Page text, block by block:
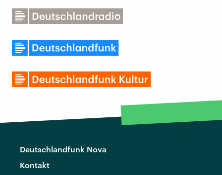
Deutschlandfunk Nova
Kontakt